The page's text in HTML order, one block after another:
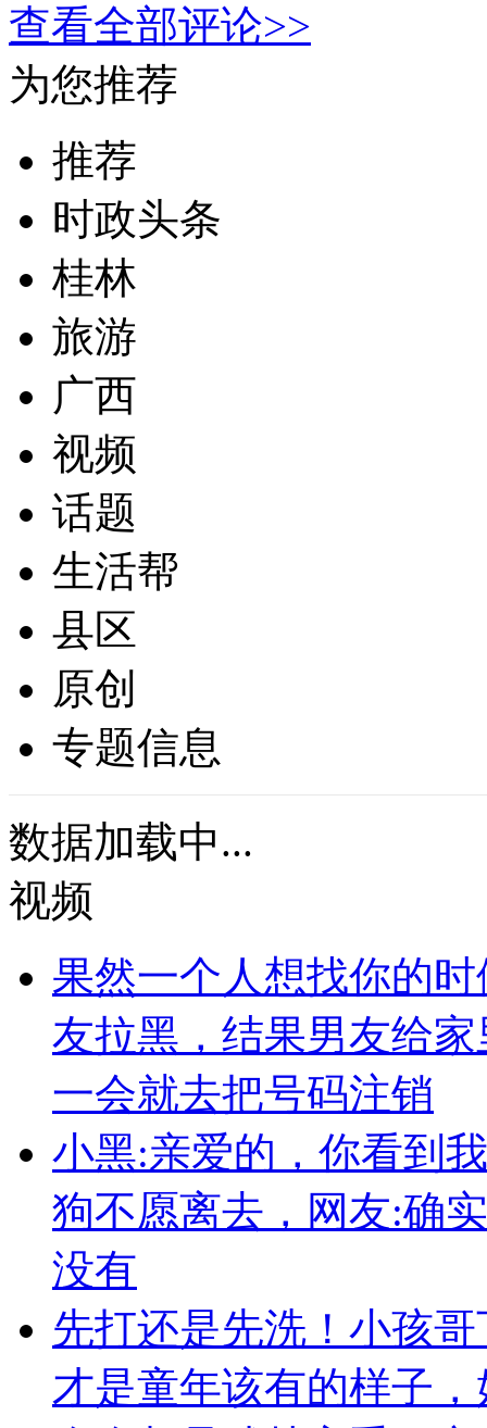
查看全部评论>>
为您推荐
推荐
时政头条
桂林
旅游
广西
视频
话题
生活帮
县区
原创
专题信息
数据加载中...
视频
果然一个人想找你的
友拉黑，结果男友给
一会就去把号码注销
小黑:亲爱的，你看到
狗不愿离去，网友:确
没有
先打还是先洗！小孩
才是童年该有的样子